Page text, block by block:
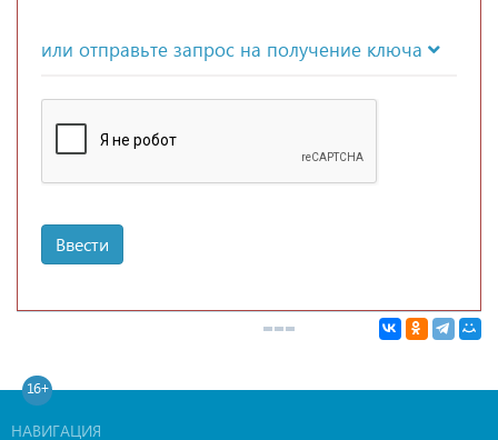
или отправьте запрос на получение ключа
Ввести
16+
НАВИГАЦИЯ